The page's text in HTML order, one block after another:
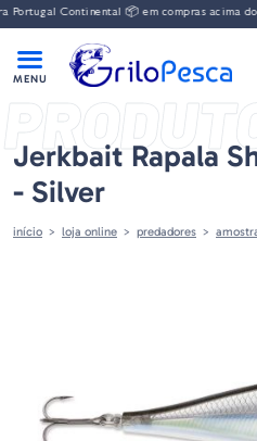
Continental 📦 em compras acima dos 65€
Jerkbait Rapala
- Silver
início loja online predadores